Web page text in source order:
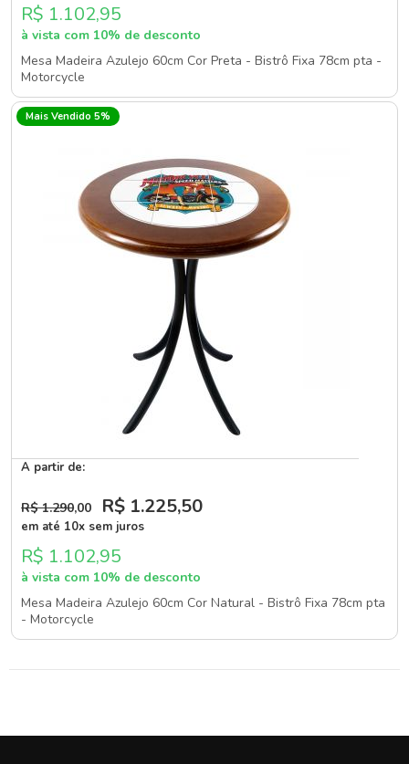
R$ 1.102,95
à vista com 10% de desconto
Mesa Madeira Azulejo 60cm Cor Preta - Bistrô Fixa 78cm pta -
Motorcycle
Mais Vendido 5%
A partir de:
R$ 1.290,00 R$ 1.225,50
em até 10x sem juros
R$ 1.102,95
à vista com 10% de desconto
Mesa Madeira Azulejo 60cm Cor Natural - Bistrô Fixa 78cm pta
- Motorcycle